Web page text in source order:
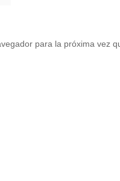
para la próxima vez